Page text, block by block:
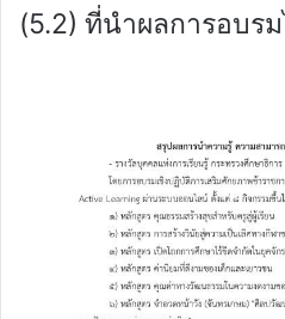
(5.2) ที่นำผลการอบร